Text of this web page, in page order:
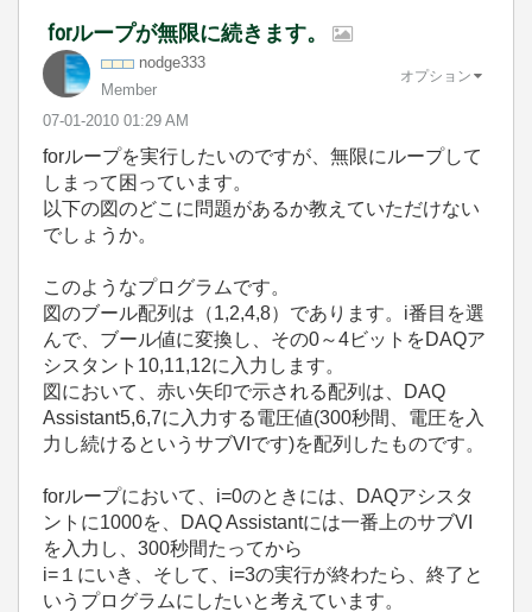
forループが無限に続きます。
nodge333
Member
‎07-01-2010 01:29 AM
オプション
forループを実行したいのですが、無限にループして
しまって困っています。
以下の図のどこに問題があるか教えていただけない
でしょうか。
このようなプログラムです。
図のブール配列は（1,2,4,8）であります。i番目を選
んで、ブール値に変換し、その0～4ビットをDAQア
シスタント10,11,12に入力します。
図において、赤い矢印で示される配列は、DAQ
Assistant5,6,7に入力する電圧値(300秒間、電圧を入
力し続けるというサブVIです)を配列したものです。
forループにおいて、i=0のときには、DAQアシスタ
ントに1000を、DAQ Assistantには一番上のサブVI
を入力し、300秒間たってから
i=１にいき、そして、i=3の実行が終わたら、終了と
いうプログラムにしたいと考えています。